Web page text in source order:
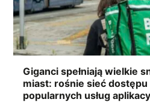
Giganci spełniają wielkie
miast: rośnie sieć dostępu
popularnych usług